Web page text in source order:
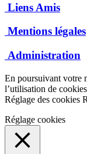
Liens Amis
Mentions légales
Administration
En poursuivant votre
l’utilisation de
Réglage des cookies
Réglage cookies